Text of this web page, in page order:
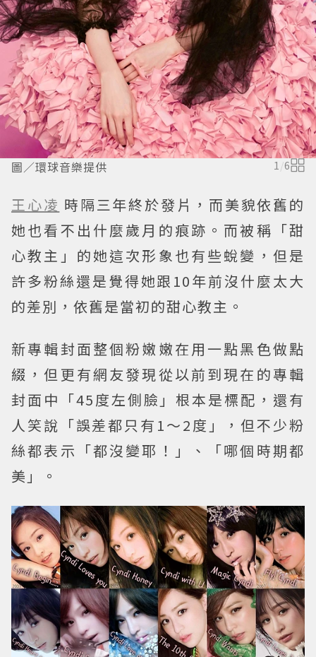
圖／環球音樂提供 1/6
王心凌 時隔三年終於發片，而美貌依舊的
她也看不出什麼歲月的痕跡。而被稱「甜
心教主」的她這次形象也有些蛻變，但是
許多粉絲還是覺得她跟10年前沒什麼太大
的差別，依舊是當初的甜心教主。
新專輯封面整個粉嫩嫩在用一點黑色做點
綴，但更有網友發現從以前到現在的專輯
封面中「45度左側臉」根本是標配，還有
人笑說「誤差都只有1～2度」，但不少粉
絲都表示「都沒變耶！」、「哪個時期都
美」。